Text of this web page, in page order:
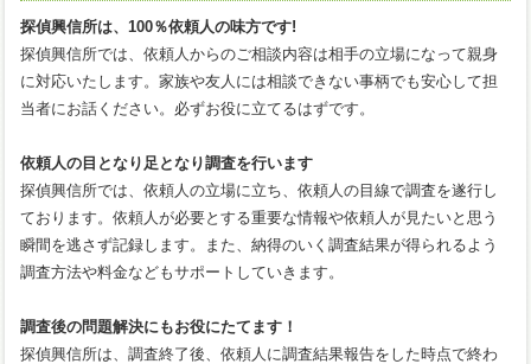
探偵興信所は、100％依頼人の味方です!
探偵興信所では、依頼人からのご相談内容は相手の立場になって親身
に対応いたします。家族や友人には相談できない事柄でも安心して担
当者にお話ください。必ずお役に立てるはずです。
依頼人の目となり足となり調査を行います
探偵興信所では、依頼人の立場に立ち、依頼人の目線で調査を遂行し
ております。依頼人が必要とする重要な情報や依頼人が見たいと思う
瞬間を逃さず記録します。また、納得のいく調査結果が得られるよう
調査方法や料金などもサポートしていきます。
調査後の問題解決にもお役にたてます！
探偵興信所は、調査終了後、依頼人に調査結果報告をした時点で終わ